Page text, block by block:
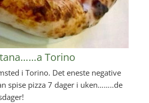
Torino
i Torino. Det eneste negative
spise pizza 7 dager i uken……..de